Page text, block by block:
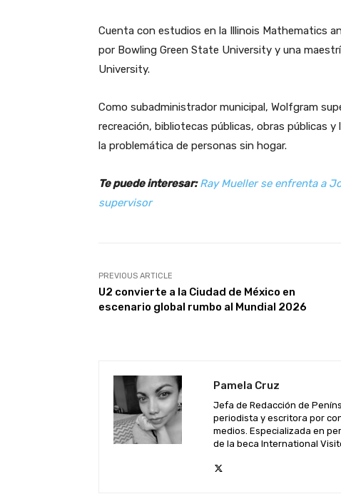
Cuenta con estudios en la Illinois Mathematics
por Bowling Green State University y una
University.
Como subadministrador municipal, Wolfgram
recreación, bibliotecas públicas, obras públicas
la problemática de personas sin hogar.
Te puede interesar: Ray Mueller se enfrenta a
supervisor
PREVIOUS ARTICLE
U2 convierte a la Ciudad de México en
escenario global rumbo al Mundial 2026
Pamela Cruz
Jefa de Redacción de
periodista y escritora por
medios. Especializada en
de la beca International